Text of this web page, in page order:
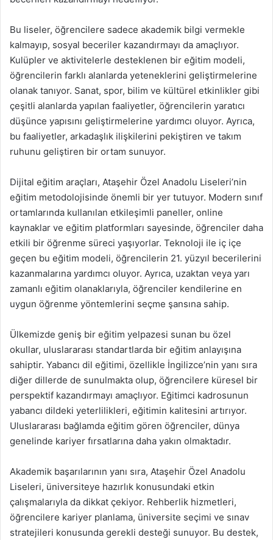
Bu liseler, öğrencilere sadece akademik bilgi vermekle
kalmayıp, sosyal beceriler kazandırmayı da amaçlıyor.
Kulüpler ve aktivitelerle desteklenen bir eğitim modeli,
öğrencilerin farklı alanlarda yeteneklerini geliştirmelerine
olanak tanıyor. Sanat, spor, bilim ve kültürel etkinlikler gibi
çeşitli alanlarda yapılan faaliyetler, öğrencilerin yaratıcı
düşünce yapısını geliştirmelerine yardımcı oluyor. Ayrıca,
bu faaliyetler, arkadaşlık ilişkilerini pekiştiren ve takım
ruhunu geliştiren bir ortam sunuyor.
Dijital eğitim araçları, Ataşehir Özel Anadolu Liseleri’nin
eğitim metodolojisinde önemli bir yer tutuyor. Modern sınıf
ortamlarında kullanılan etkileşimli paneller, online
kaynaklar ve eğitim platformları sayesinde, öğrenciler daha
etkili bir öğrenme süreci yaşıyorlar. Teknoloji ile iç içe
geçen bu eğitim modeli, öğrencilerin 21. yüzyıl becerilerini
kazanmalarına yardımcı oluyor. Ayrıca, uzaktan veya yarı
zamanlı eğitim olanaklarıyla, öğrenciler kendilerine en
uygun öğrenme yöntemlerini seçme şansına sahip.
Ülkemizde geniş bir eğitim yelpazesi sunan bu özel
okullar, uluslararası standartlarda bir eğitim anlayışına
sahiptir. Yabancı dil eğitimi, özellikle İngilizce’nin yanı sıra
diğer dillerde de sunulmakta olup, öğrencilere küresel bir
perspektif kazandırmayı amaçlıyor. Eğitimci kadrosunun
yabancı dildeki yeterlilikleri, eğitimin kalitesini artırıyor.
Uluslararası bağlamda eğitim gören öğrenciler, dünya
genelinde kariyer fırsatlarına daha yakın olmaktadır.
Akademik başarılarının yanı sıra, Ataşehir Özel Anadolu
Liseleri, üniversiteye hazırlık konusundaki etkin
çalışmalarıyla da dikkat çekiyor. Rehberlik hizmetleri,
öğrencilere kariyer planlama, üniversite seçimi ve sınav
stratejileri konusunda gerekli desteği sunuyor. Bu destek,